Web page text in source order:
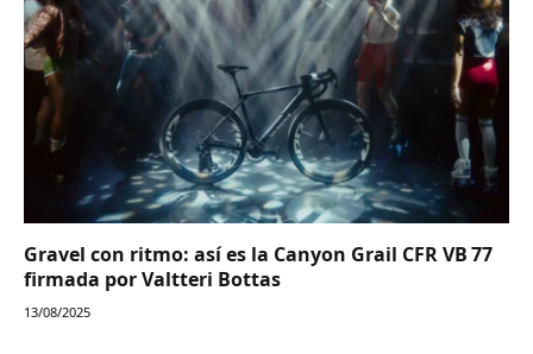
Gravel con ritmo: así es la Canyon Grail CFR VB 77
firmada por Valtteri Bottas
13/08/2025